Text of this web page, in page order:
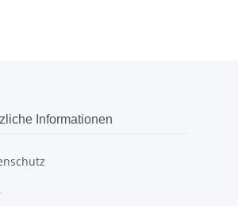
Informationen